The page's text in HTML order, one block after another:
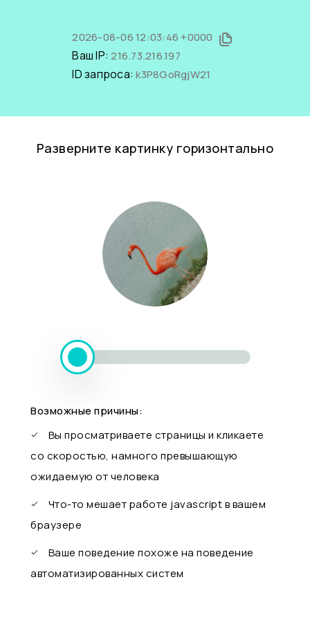
2026-08-06 12:03:46 +0000
Ваш IP:216.73.216.197
ID запроса:k3P8GoRgjW21
Разверните картинку горизонтально
Возможные причины:
Вы просматриваете страницы и кликаете
со скоростью, намного превышающую
ожидаемую от человека
Что-то мешает работе javascript в вашем
браузере
Ваше поведение похоже на поведение
автоматизированных систем